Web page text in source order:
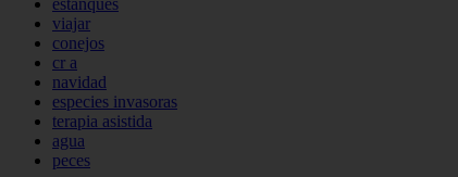
estanques
viajar
conejos
cr a
navidad
especies invasoras
terapia asistida
agua
peces